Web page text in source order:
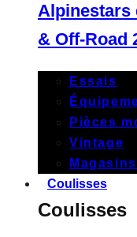
Alpinestars
& Off-Road
Essais
Pièces
Vintage
Coulisses
Coulisses